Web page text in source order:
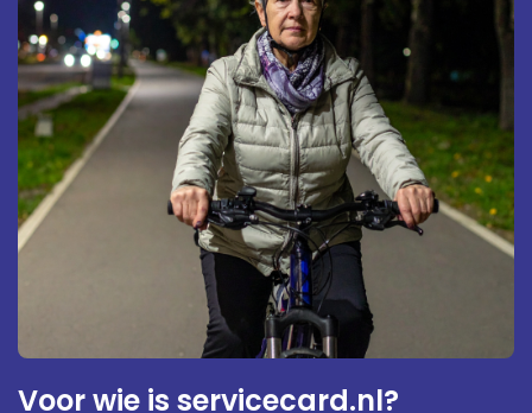
Voor wie is servicecard.nl?